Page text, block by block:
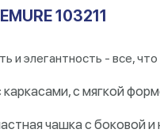
103211
и элегантность - все,
каркасами, с мягкой
чашка с боковой